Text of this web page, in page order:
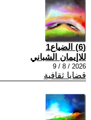
(6) الضياع1
للاإيمان الشباني
2026 / 8 / 9
قضايا ثقافية